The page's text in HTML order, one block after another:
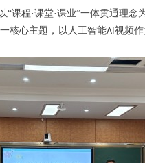
课程·课堂·课业”一体贯通理念
核心主题， 以人工智能AI视频